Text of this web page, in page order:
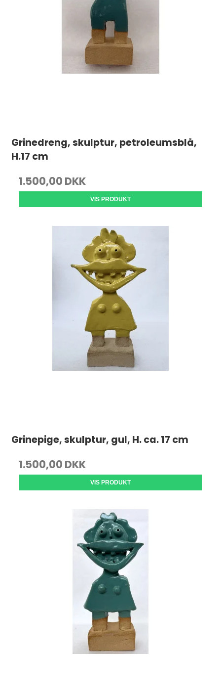
Grinedreng, skulptur, petroleumsblå,
H.17 cm
1.500,00 DKK
VIS PRODUKT
Grinepige, skulptur, gul, H. ca. 17 cm
1.500,00 DKK
VIS PRODUKT